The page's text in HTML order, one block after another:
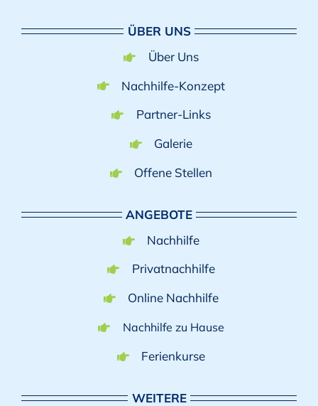
ÜBER UNS
Über Uns
Nachhilfe-Konzept
Partner-Links
Galerie
Offene Stellen
ANGEBOTE
Nachhilfe
Privatnachhilfe
Online Nachhilfe
Nachhilfe zu Hause
Ferienkurse
WEITERE